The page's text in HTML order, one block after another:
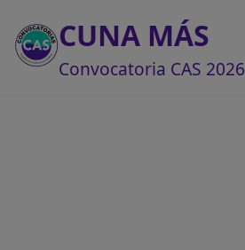
CUNA MÁS
Convocatoria CAS 2026